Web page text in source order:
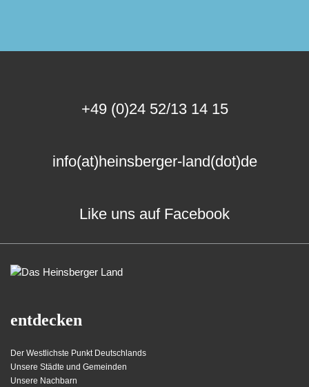
+49 (0)24 52/13 14 15
info(at)heinsberger-land(dot)de
Like uns auf Facebook
entdecken
Der Westlichste Punkt Deutschlands
Unsere Städte und Gemeinden
Unsere Nachbarn